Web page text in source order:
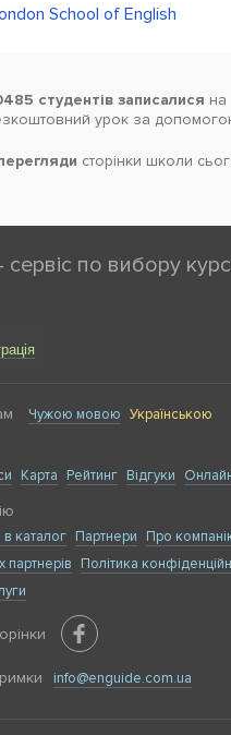
School of English
студентів записалися на
урок за
сторінки школи
по вибору
Чужою мовою Українською
Карта Рейтинг Відгуки
каталог Партнери Про
партнерів
Політика
info@enguide.com.ua